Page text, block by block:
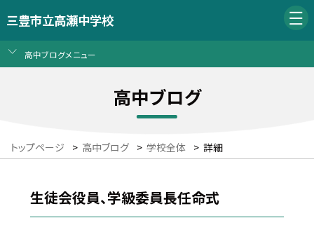
三豊市立高瀬中学校
高中ブログメニュー
高中ブログ
トップページ > 高中ブログ > 学校全体 > 詳細
生徒会役員、学級委員長任命式